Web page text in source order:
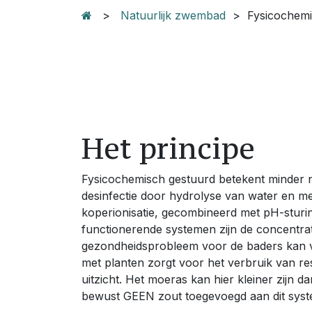
> Natuurlijk zwembad >
Het principe
Fysicochemisch gestuurd betekent minder
desinfectie door hydrolyse van water en
koperionisatie, gecombineerd met pH-
functionerende systemen zijn de
gezondheidsprobleem voor de baders kan
met planten zorgt voor het verbruik van
uitzicht. Het moeras kan hier kleiner zijn
bewust GEEN zout toegevoegd aan dit